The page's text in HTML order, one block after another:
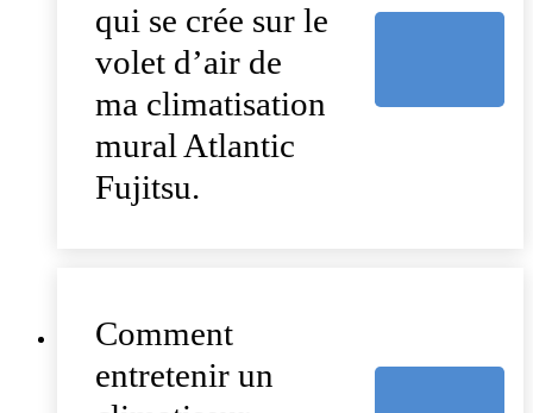
qui se crée sur le
volet d’air de
ma climatisation
mural Atlantic
Fujitsu.
Comment
entretenir un